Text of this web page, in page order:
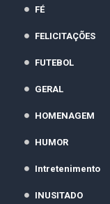
FÉ
FELICITAÇÕES
FUTEBOL
GERAL
HOMENAGEM
HUMOR
Intretenimento
INUSITADO